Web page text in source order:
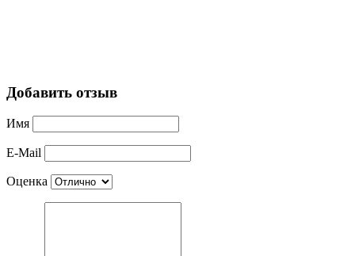
Добавить отзыв
Имя
E-Mail
Оценка